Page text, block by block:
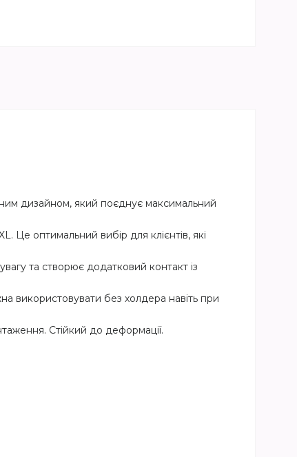
дизайном, який поєднує максимальний
Це оптимальний вибір для клієнтів, які
та створює додатковий контакт із
використовувати без холдера навіть при
Стійкий до деформації.